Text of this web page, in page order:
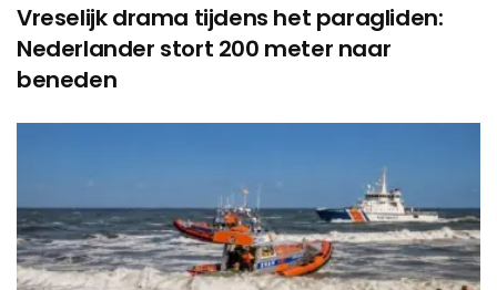
Vreselijk drama tijdens het paragliden:
Nederlander stort 200 meter naar
beneden